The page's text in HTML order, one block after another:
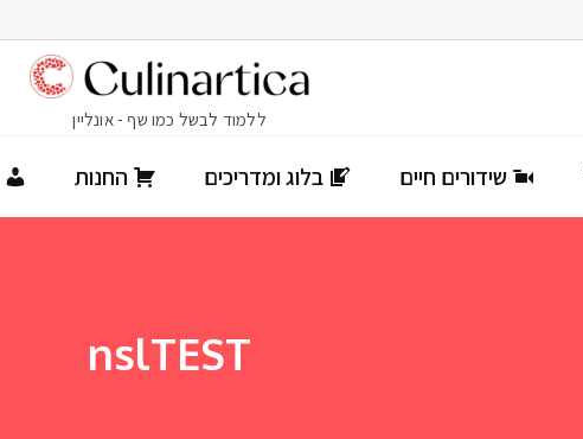
שידורים חיים בלוג ומדריכים החנות
nslTEST